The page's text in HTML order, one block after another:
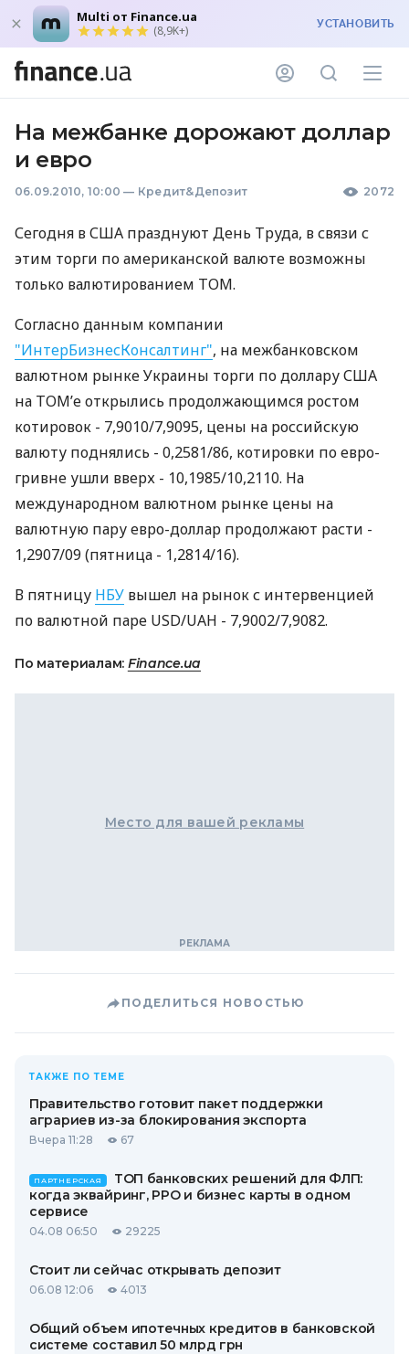
Multi от Finance.ua
(8,9K+) УСТАНОВИТЬ
На межбанке дорожают доллар
и евро
06.09.2010, 10:00 — Кредит&Депозит 2072
Сегодня в США празднуют День Труда, в связи с
этим торги по американской валюте возможны
только валютированием ТОМ.
Согласно данным компании
"ИнтерБизнесКонсалтинг", на межбанковском
валютном рынке Украины торги по доллару США
на ТОМ’е открылись продолжающимся ростом
котировок - 7,9010/7,9095, цены на российскую
валюту поднялись - 0,2581/86, котировки по евро-
гривне ушли вверх - 10,1985/10,2110. На
международном валютном рынке цены на
валютную пару евро-доллар продолжают расти -
1,2907/09 (пятница - 1,2814/16).
В пятницу НБУ вышел на рынок с интервенцией
по валютной паре USD/UAH - 7,9002/7,9082.
По материалам: Finance.ua
Место для вашей рекламы
ПОДЕЛИТЬСЯ НОВОСТЬЮ
ТАКЖЕ ПО ТЕМЕ
Правительство готовит пакет поддержки
аграриев из-за блокирования экспорта
Вчера 11:28 67
ПАРТНЕРСКАЯ
ТОП банковских решений для ФЛП:
когда эквайринг, РРО и бизнес карты в одном
сервисе
04.08 06:50 29225
Стоит ли сейчас открывать депозит
06.08 12:06 4013
Общий объем ипотечных кредитов в банковской
системе составил 50 млрд грн